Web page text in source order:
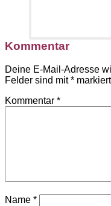
Kommentar
Deine E-Mail-Adresse
Felder sind mit* markiert
Kommentar *
Name *